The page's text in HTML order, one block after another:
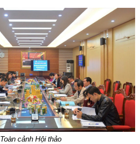
Toàn cảnh Hội thảo